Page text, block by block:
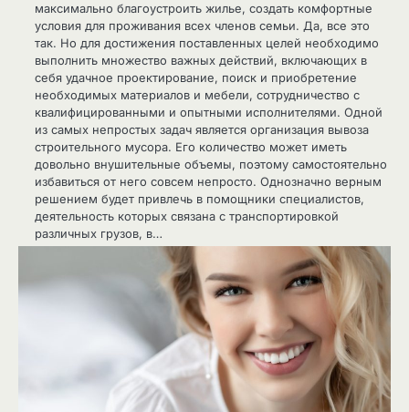
максимально благоустроить жилье, создать комфортные
условия для проживания всех членов семьи. Да, все это
так. Но для достижения поставленных целей необходимо
выполнить множество важных действий, включающих в
себя удачное проектирование, поиск и приобретение
необходимых материалов и мебели, сотрудничество с
квалифицированными и опытными исполнителями. Одной
из самых непростых задач является организация вывоза
строительного мусора. Его количество может иметь
довольно внушительные объемы, поэтому самостоятельно
избавиться от него совсем непросто. Однозначно верным
решением будет привлечь в помощники специалистов,
деятельность которых связана с транспортировкой
различных грузов, в…